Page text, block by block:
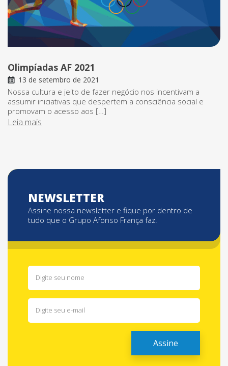
Olimpíadas AF 2021
13 de setembro de 2021
Nossa cultura e jeito de fazer negócio nos incentivam a
assumir iniciativas que despertem a consciência social e
promovam o acesso aos […]
Leia mais
NEWSLETTER
Assine nossa newsletter e fique por dentro de
tudo que o Grupo Afonso França faz.